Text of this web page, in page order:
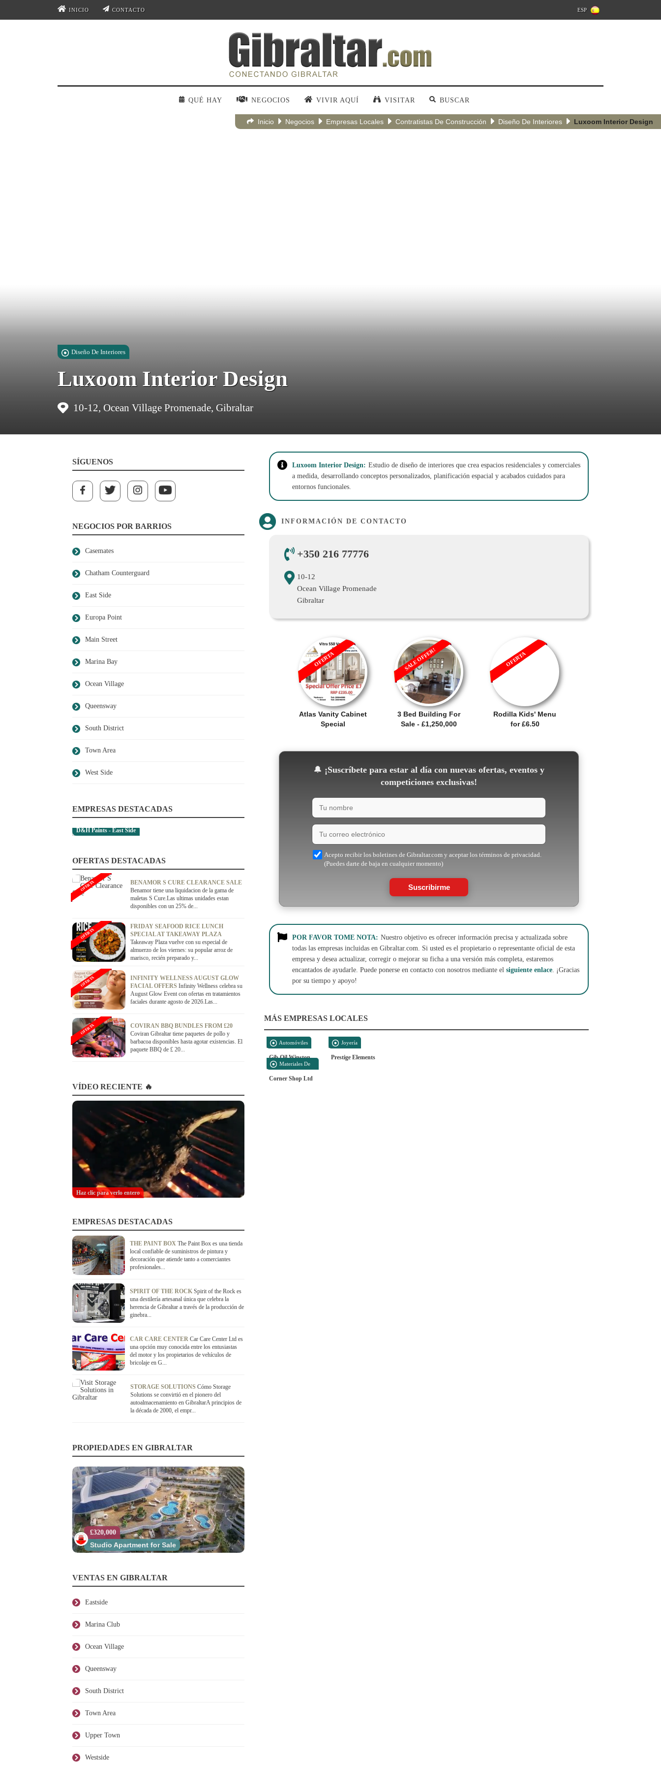
INICIO CONTACTO ESP
QUÉ HAY NEGOCIOS VIVIR AQUÍ VISITAR BUSCAR
Inicio Negocios Empresas Locales Contratistas De Construcción Diseño De Interiores Luxoom Interior Design
Diseño De Interiores
Luxoom Interior Design
10-12, Ocean Village Promenade, Gibraltar
SÍGUENOS
NEGOCIOS POR BARRIOS
Casemates
Chatham Counterguard
East Side
Europa Point
Main Street
Marina Bay
Ocean Village
Queensway
South District
Town Area
West Side
EMPRESAS DESTACADAS
D&H Paints - East Side
OFERTAS DESTACADAS
BENAMOR S CURE CLEARANCE SALE
Benamor tiene una liquidacion de la gama de
maletas S Cure.Las ultimas unidades estan
disponibles con un 25% de...
OFERTA
FRIDAY SEAFOOD RICE LUNCH
SPECIAL AT TAKEAWAY PLAZA
Takeaway Plaza vuelve con su especial de
almuerzo de los viernes: su popular arroz de
marisco, recién preparado y...
OFERTA
INFINITY WELLNESS AUGUST GLOW
FACIAL OFFERS Infinity Wellness celebra su
August Glow Event con ofertas en tratamientos
faciales durante agosto de 2026.Las...
OFERTA
COVIRAN BBQ BUNDLES FROM £20
Coviran Gibraltar tiene paquetes de pollo y
barbacoa disponibles hasta agotar existencias. El
paquete BBQ de £ 20...
OFERTA
VÍDEO RECIENTE 🔥
Haz clic para verlo entero
EMPRESAS DESTACADAS
THE PAINT BOX The Paint Box es una tienda
local confiable de suministros de pintura y
decoración que atiende tanto a comerciantes
profesionales...
SPIRIT OF THE ROCK Spirit of the Rock es
una destilería artesanal única que celebra la
herencia de Gibraltar a través de la producción de
ginebra...
CAR CARE CENTER Car Care Center Ltd es
una opción muy conocida entre los entusiastas
del motor y los propietarios de vehículos de
bricolaje en G...
STORAGE SOLUTIONS Cómo Storage
Solutions se convirtió en el pionero del
autoalmacenamiento en GibraltarA principios de
la década de 2000, el empr...
PROPIEDADES EN GIBRALTAR
£320,000
Studio Apartment for Sale
VENTAS EN GIBRALTAR
Eastside
Marina Club
Ocean Village
Queensway
South District
Town Area
Upper Town
Westside
Luxoom Interior Design: Estudio de diseño de interiores que crea espacios residenciales y comerciales
a medida, desarrollando conceptos personalizados, planificación espacial y acabados cuidados para
entornos funcionales.
INFORMACIÓN DE CONTACTO
+350 216 77776
10-12
Ocean Village Promenade
Gibraltar
Atlas Vanity Cabinet
Special
OFERTA
3 Bed Building For
Sale - £1,250,000
SALE OFFER!
Rodilla Kids' Menu
for £6.50
OFERTA
🔔 ¡Suscríbete para estar al día con nuevas ofertas, eventos y
competiciones exclusivas!
Acepto recibir los boletines de Gibraltar.com y aceptar los términos de privacidad.
(Puedes darte de baja en cualquier momento)
Suscribirme
POR FAVOR TOME NOTA: Nuestro objetivo es ofrecer información precisa y actualizada sobre
todas las empresas incluidas en Gibraltar.com. Si usted es el propietario o representante oficial de esta
empresa y desea actualizar, corregir o mejorar su ficha a una versión más completa, estaremos
encantados de ayudarle. Puede ponerse en contacto con nosotros mediante el siguiente enlace. ¡Gracias
por su tiempo y apoyo!
MÁS EMPRESAS LOCALES
Automóviles
Gib Oil Winston
Joyería
Prestige Elements
Materiales De
Construcción
Corner Shop Ltd